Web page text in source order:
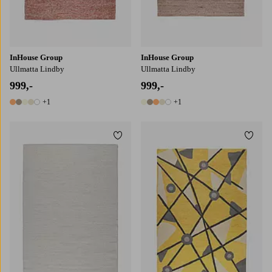
InHouse Group
Ullmatta Lindby
999,-
6 farger
+1
InHouse Group
Ullmatta Lindby
999,-
6 farger
+1
Legg til favoritter
160X230200X290